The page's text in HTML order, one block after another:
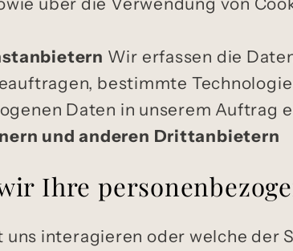
Wir erfassen die
bestimmte
Daten in unserem Auftrag
und anderen Drittanbietern
Ihre
uns interagieren oder welche der